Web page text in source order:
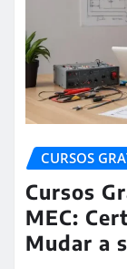
CURSOS
Cursos
MEC:
Mudar a